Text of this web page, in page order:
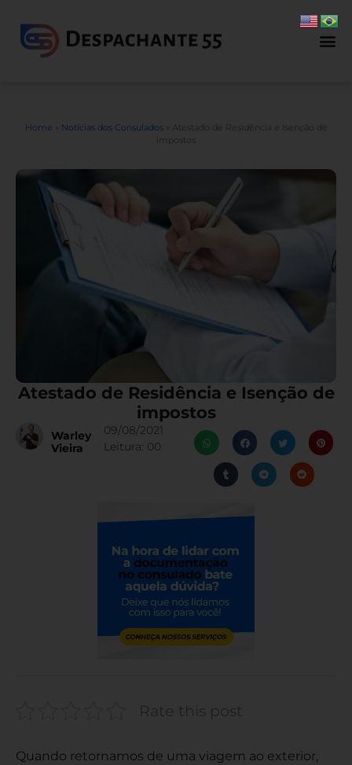
Home Notícias dos Consulados»
Atestado de Residência e Isenção de
impostos
Atestado de Residência e Isenção de
impostos
Warley
Vieira
09/08/2021
Leitura: 00
Quando retornamos de uma viagem ao exterior,